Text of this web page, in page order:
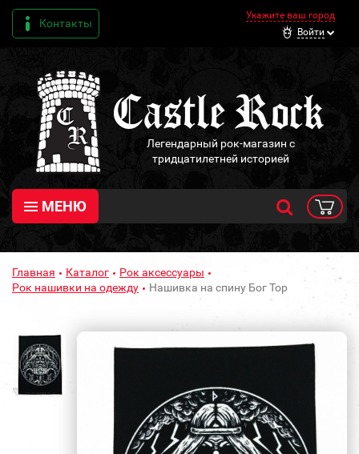
Контакты
Укажите ваш город
Войти
Легендарный рок-магазин с
тридцатилетней историей
МЕНЮ
Главная Каталог
Рок аксессуары
Рок нашивки на одежду
Нашивка на спину Бог Тор